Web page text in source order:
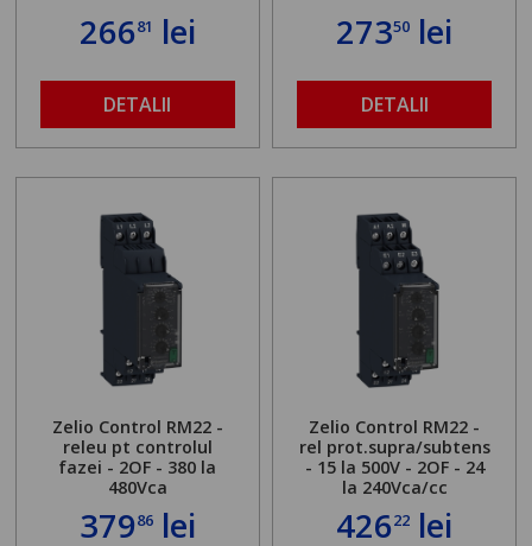
26681 lei
DETALII
27350 lei
DETALII
Zelio Control RM22 -
releu pt controlul
fazei - 2OF - 380 la
480Vca
37986lei
Zelio Control RM22 -
rel prot.supra/subtens
- 15 la 500V - 2OF - 24
la 240Vca/cc
42622 lei